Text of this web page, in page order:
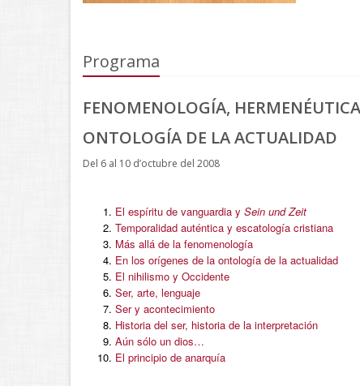
Programa
FENOMENOLOGÍA,
ONTOLOGÍA DE LA ACTUALIDAD
Del 6 al 10 d’octubre del 2008
El espíritu de vanguardia y Sein und Zeit
Temporalidad auténtica y escatología cristiana
Más allá de la fenomenología
En los orígenes de la ontología de la actualidad
El nihilismo y Occidente
Ser, arte, lenguaje
Ser y acontecimiento
Historia del ser, historia de la interpretación
Aún sólo un dios…
El principio de anarquía